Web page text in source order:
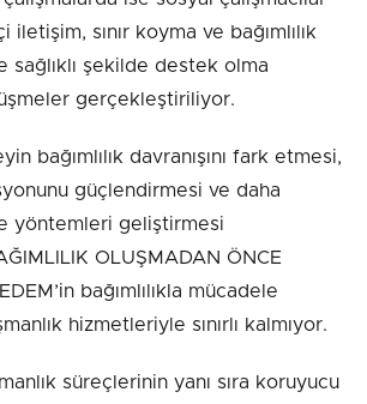
iletişim, sınır koyma ve bağımlılık
sağlıklı şekilde destek olma
gerçekleştiriliyor.
bağımlılık davranışını fark etmesi,
güçlendirmesi ve daha
yöntemleri geliştirmesi
OLUŞMADAN ÖNCE
bağımlılıkla mücadele
hizmetleriyle sınırlı kalmıyor.
süreçlerinin yanı sıra koruyucu